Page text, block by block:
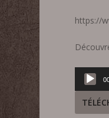
https://
Lecteur
audio